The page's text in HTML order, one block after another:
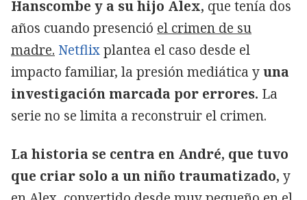
Hanscombe y a su hijo Alex, que tenía dos
años cuando presenció el crimen de su
madre. Netflixplantea el caso desde el
impacto familiar, la presión mediática yuna
investigación marcada por errores. La
serie no se limita a reconstruir el crimen.
La historia se centra en André, que tuvo
que criar solo a un niño traumatizado, y